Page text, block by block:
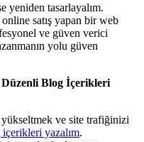
yeniden tasarlayalım.
satış yapan bir web
ve güven verici
yolu güven
Düzenli Blog İçerikleri
yükseltmek ve site trafiğinizi
yazalım.